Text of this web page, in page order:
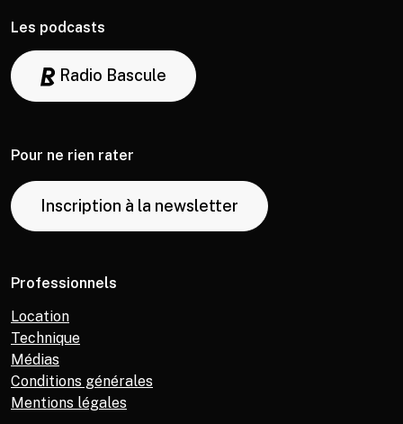
Les podcasts
Radio Bascule
Pour ne rien rater
Inscription à la newsletter
Professionnels
Location
Technique
Médias
Conditions générales
Mentions légales